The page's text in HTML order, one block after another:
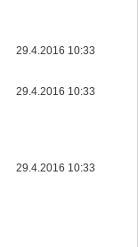
29.4.2016 10:33
29.4.2016 10:33
29.4.2016 10:33